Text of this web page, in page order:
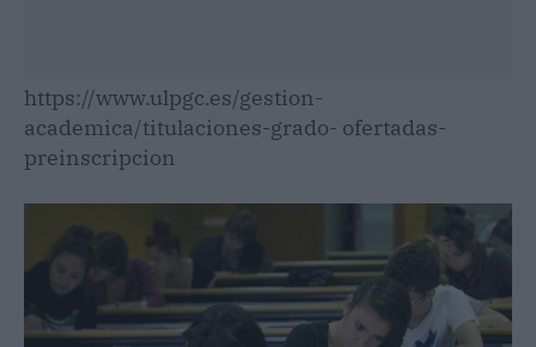
https://www.ulpgc.es/gestion-
academica/titulaciones-grado- ofertadas-
preinscripcion